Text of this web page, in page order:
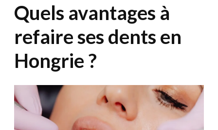
Quels avantages à
refaire ses dents en
Hongrie ?